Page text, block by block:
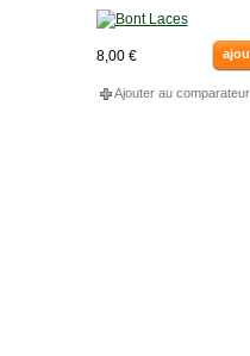
8,00 €
Ajouter au comparateur